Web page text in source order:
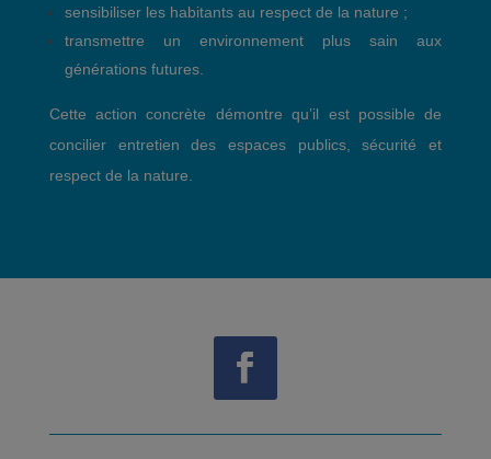
sensibiliser les habitants au respect de la nature ;
transmettre un environnement plus sain aux
générations futures.
Cette action concrète démontre qu’il est possible de
concilier entretien des espaces publics, sécurité et
respect de la nature.